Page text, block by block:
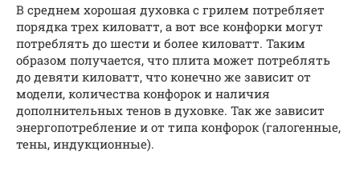
В среднем хорошая духовка с грилем потребляет
порядка трех киловатт, а вот все конфорки могут
потреблять до шести и более киловатт. Таким
образом получается, что плита может потреблять
до девяти киловатт, что конечно же зависит от
модели, количества конфорок и наличия
дополнительных тенов в духовке. Так же зависит
энергопотребление и от типа конфорок (галогенные,
тены, индукционные).